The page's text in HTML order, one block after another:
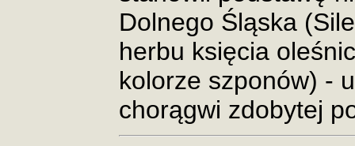
Dolnego Śląska
herbu księcia
kolorze szponów) -
chorągwi zdobytej